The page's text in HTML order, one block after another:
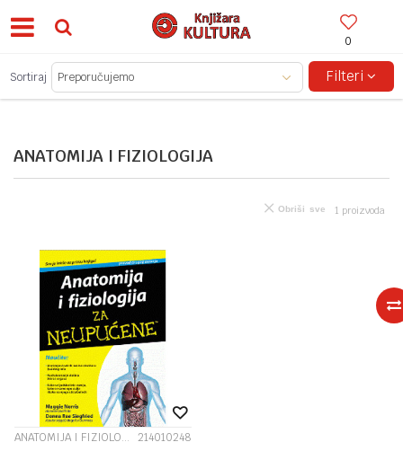
0
BESPLATNA ISPORUKA ZA IZNOSE PREKO 150KM!
ANATOMIJA I FIZIOLOGIJA
Sortiraj Filteri
1 proizvoda
Obriši sve
ANATOMIJA I FIZIOLOGIJA 214010248